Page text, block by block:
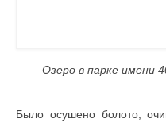
Озеро в парке имени
Было осушено болото,